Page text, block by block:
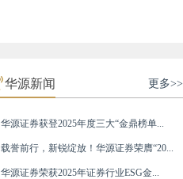
华源新闻 更多>>
华源证券获登2025年度三大“金鼎榜单...
载誉前行，新锐绽放！华源证券荣膺“20...
华源证券荣获2025年证券行业ESG金...